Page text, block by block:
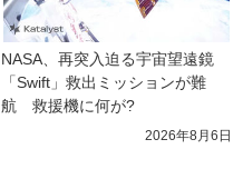
NASA、再突入迫る宇宙望遠鏡
「Swift」救出ミッションが難
航　救援機に何が?
2026年8月6日